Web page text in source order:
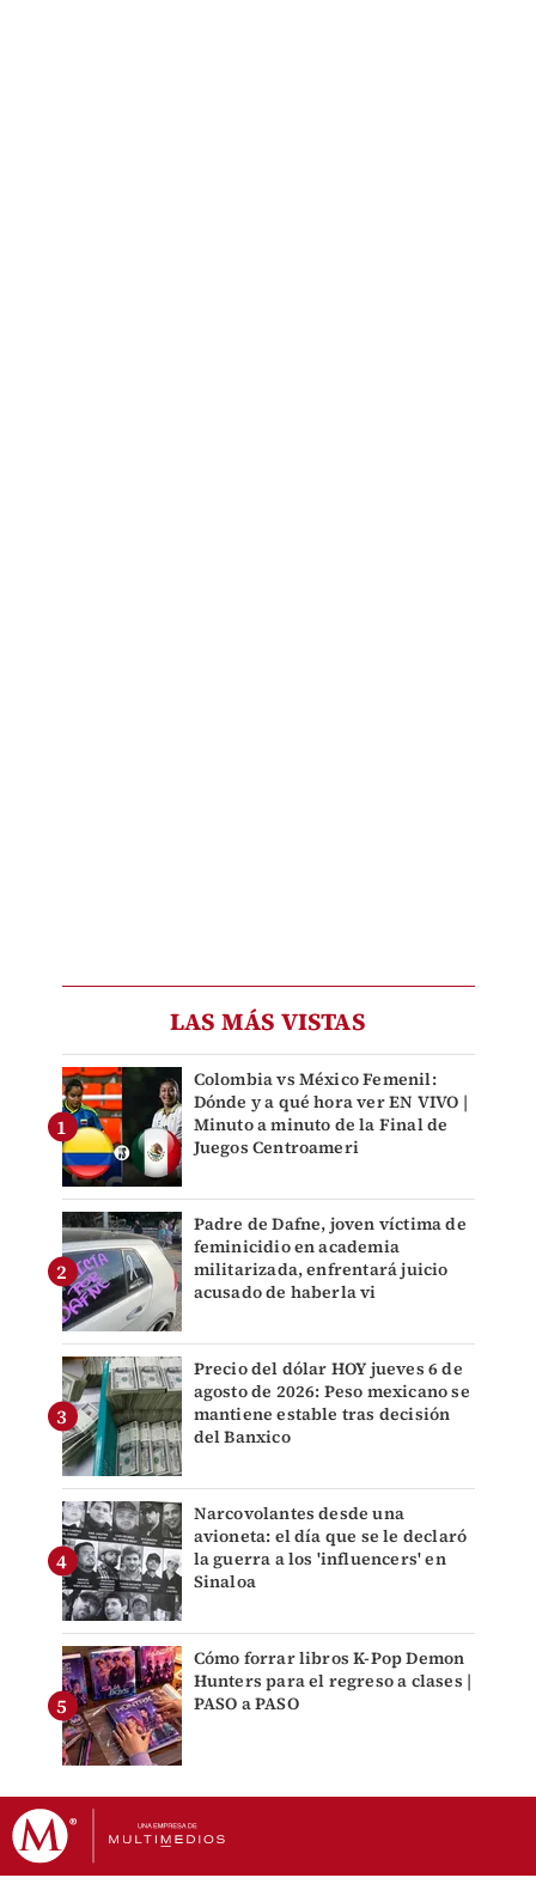
LAS MÁS VISTAS
Colombia vs México Femenil:
Dónde y a qué hora ver EN VIVO |
Minuto a minuto de la Final de
Juegos Centroameri
Padre de Dafne, joven víctima de
feminicidio en academia
militarizada, enfrentará juicio
acusado de haberla vi
Precio del dólar HOY jueves 6 de
agosto de 2026: Peso mexicano se
mantiene estable tras decisión
del Banxico
Narcovolantes desde una
avioneta: el día que se le declaró
la guerra a los 'influencers' en
Sinaloa
Cómo forrar libros K-Pop Demon
Hunters para el regreso a clases |
PASO a PASO